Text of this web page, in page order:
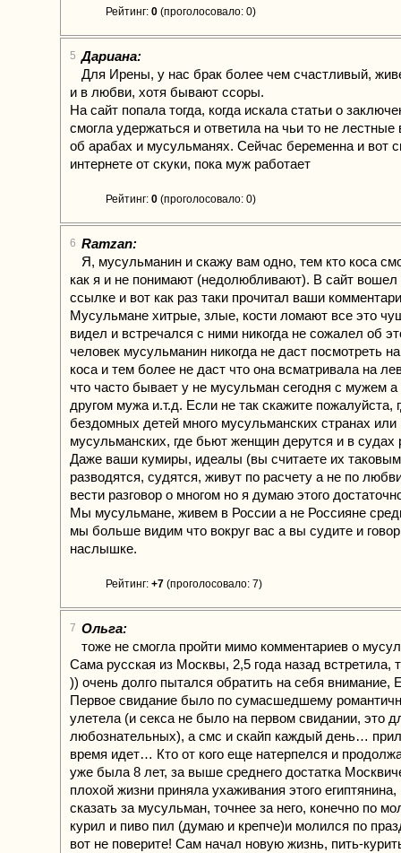
Рейтинг: 0 (проголосовало: 0)
5 Дариана:
Для Ирены, у нас брак более чем счастливый,
и в любви, хотя бывают ссоры.
На сайт попала тогда, когда искала статьи о
смогла удержаться и ответила на чьи то не
об арабах и мусульманях. Сейчас беременна и вот
интернете от скуки, пока муж работает
Рейтинг: 0 (проголосовало: 0)
6 Ramzan:
Я, мусульманин и скажу вам одно, тем кто коса
как я и не понимают (недолюбливают). В сайт вошел
ссылке и вот как раз таки прочитал ваши
Мусульмане хитрые, злые, кости ломают все это
видел и встречался с ними никогда не сожалел об
человек мусульманин никогда не даст посмотреть
коса и тем более не даст что она всматривала на
что часто бывает у не мусульман сегодня с мужем а
другом мужа и.т.д. Если не так скажите пожалуйста,
бездомных детей много мусульманских странах или
мусульманских, где бьют женщин дерутся и в судах
Даже ваши кумиры, идеалы (вы считаете их
разводятся, судятся, живут по расчету а не по
вести разговор о многом но я думаю этого
Мы мусульмане, живем в России а не Россияне
мы больше видим что вокруг вас а вы судите и
наслышке.
Рейтинг: +7 (проголосовало: 7)
7 Ольга:
тоже не смогла пройти мимо комментариев о
Сама русская из Москвы, 2,5 года назад встретила,
)) очень долго пытался обратить на себя внимание,
Первое свидание было по сумасшедшему
улетела (и секса не было на первом свидании, это
любознательных), а смс и скайп каждый день…
время идет… Кто от кого еще натерпелся и
уже была 8 лет, за выше среднего достатка
плохой жизни приняла ухаживания этого египтянина,
сказать за мусульман, точнее за него, конечно по
курил и пиво пил (думаю и крепче)и молился по
вот не поверите! Сам начал новую жизнь, пить-